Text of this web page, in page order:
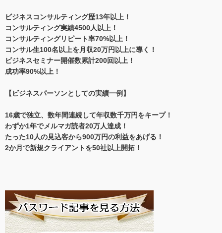
ビジネスコンサルティング歴13年以上！
コンサルティング実績4500人以上！
コンサルティングリピート率70%以上！
コンサル生100名以上を月収20万円以上に導く！
ビジネスセミナー開催数累計200回以上！
成功率90%以上！
【ビジネスパーソンとしての実績一例】
16歳で独立、数年間連続して年収数千万円をキープ！
わずか1年でメルマガ読者20万人達成！
たった10人の見込客から900万円の利益をあげる！
2か月で新規クライアントを50社以上開拓！